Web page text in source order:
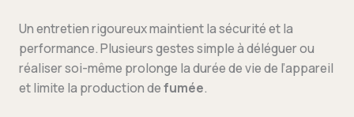
Un entretien rigoureux maintient la sécurité et la
performance. Plusieurs gestes simple à déléguer ou
réaliser soi-même prolonge la durée de vie de l’appareil
et limite la production defumée.